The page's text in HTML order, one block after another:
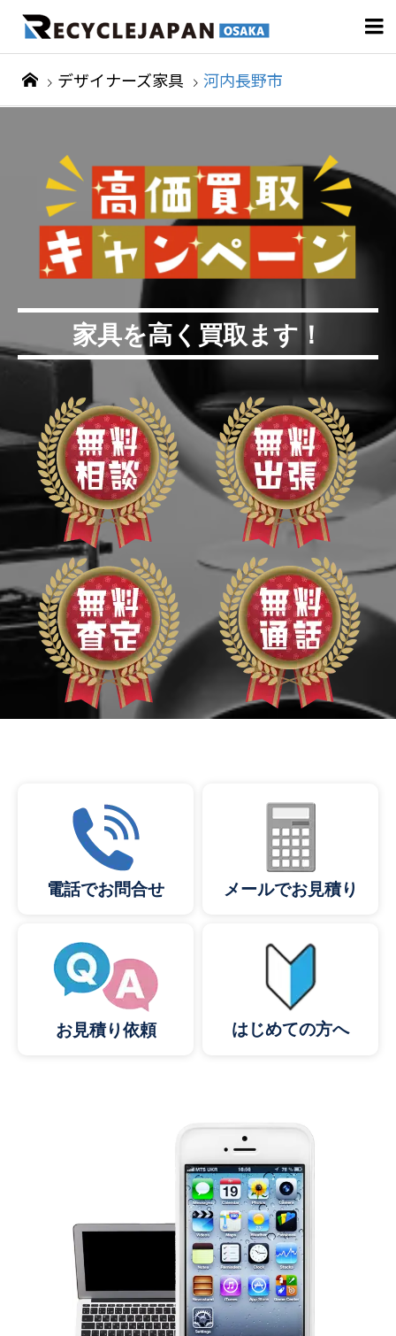

デザイナーズ家具 河内長野市
家具を高く買取ます！
電話でお問合せ メールでお見積り
お見積り依頼 はじめての方へ